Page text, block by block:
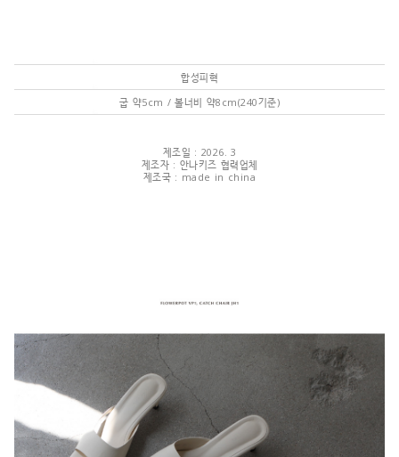
합성피혁
굽 약5cm / 볼너비 약8cm(240기준)
제조일 : 2026. 3
제조자 : 안나키즈 협력업체
제조국 : made in china